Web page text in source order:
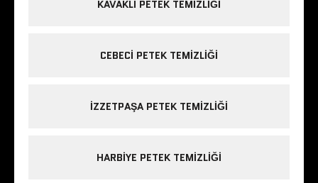
KAVAKLI PETEK TEMIZLIĞI
CEBECI PETEK TEMIZLIĞI
IZZETPAŞA PETEK TEMIZLIĞI
HARBIYE PETEK TEMIZLIĞI